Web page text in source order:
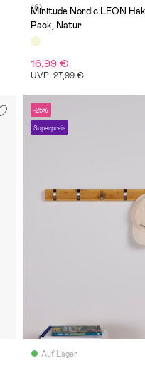
(6)
Minitude Nordic LEON
Pack, Natur
16,99 €
UVP: 27,99 €
-25%
Superpreis
Auf Lager